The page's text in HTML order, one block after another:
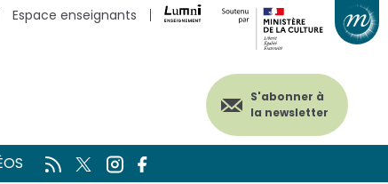
Espace enseignants
S'abonner à
la newsletter